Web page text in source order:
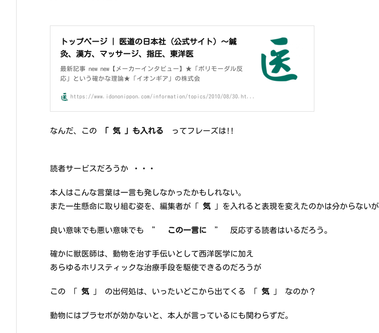
トップページ | 医道の日本社（公式サイト）～鍼
灸、漢方、マッサージ、指圧、東洋医
最新記事 new new【メーカーインタビュー】★「ポリモーダル反
応」という確かな理論★「イオンギア」の株式会
https://www.idononippon.com/information/topics/2010/08/30.ht...
なんだ、この 「 気 」も入れる ってフレーズは!!
読者サービスだろうか ・・・
本人はこんな言葉は一言も発しなかったかもしれない。
また一生懸命に取り組む姿を、編集者が「 気 」を入れると表現を変えたのかは分からないが
良い意味でも悪い意味でも ” この一言に ” 反応する読者はいるだろう。
確かに獣医師は、動物を治す手伝いとして西洋医学に加え
あらゆるホリスティックな治療手段を駆使できるのだろうが
この 「 気 」 の出何処は、いったいどこから出てくる 「 気 」 なのか？
動物にはプラセボが効かないと、本人が言っているにも関わらずだ。